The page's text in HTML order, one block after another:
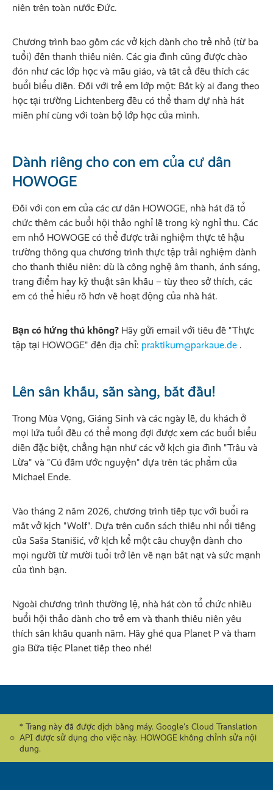
niên trên toàn nước Đức.
Chương trình bao gồm các vở kịch dành cho trẻ nhỏ (từ ba
tuổi) đến thanh thiếu niên. Các gia đình cũng được chào
đón như các lớp học và mẫu giáo, và tất cả đều thích các
buổi biểu diễn. Đối với trẻ em lớp một: Bất kỳ ai đang theo
học tại trường Lichtenberg đều có thể tham dự nhà hát
miễn phí cùng với toàn bộ lớp học của mình.
Dành riêng cho con em của cư dân
HOWOGE
Đối với con em của các cư dân HOWOGE, nhà hát đã tổ
chức thêm các buổi hội thảo nghỉ lễ trong kỳ nghỉ thu. Các
em nhỏ HOWOGE có thể được trải nghiệm thực tế hậu
trường thông qua chương trình thực tập trải nghiệm dành
cho thanh thiếu niên: dù là công nghệ âm thanh, ánh sáng,
trang điểm hay kỹ thuật sân khấu – tùy theo sở thích, các
em có thể hiểu rõ hơn về hoạt động của nhà hát.
Bạn có hứng thú không? Hãy gửi email với tiêu đề "Thực
tập tại HOWOGE" đến địa chỉ: praktikum@parkaue.de .
Lên sân khấu, sẵn sàng, bắt đầu!
Trong Mùa Vọng, Giáng Sinh và các ngày lễ, du khách ở
mọi lứa tuổi đều có thể mong đợi được xem các buổi biểu
diễn đặc biệt, chẳng hạn như các vở kịch gia đình "Trâu và
Lừa" và "Cú đấm ước nguyện" dựa trên tác phẩm của
Michael Ende.
Vào tháng 2 năm 2026, chương trình tiếp tục với buổi ra
mắt vở kịch "Wolf". Dựa trên cuốn sách thiếu nhi nổi tiếng
của Saša Stanišić, vở kịch kể một câu chuyện dành cho
mọi người từ mười tuổi trở lên về nạn bắt nạt và sức mạnh
của tình bạn.
Ngoài chương trình thường lệ, nhà hát còn tổ chức nhiều
buổi hội thảo dành cho trẻ em và thanh thiếu niên yêu
thích sân khấu quanh năm. Hãy ghé qua Planet P và tham
gia Bữa tiệc Planet tiếp theo nhé!
* Trang này đã được dịch bằng máy. Google's Cloud Translation
API được sử dụng cho việc này. HOWOGE không chỉnh sửa nội
dung.